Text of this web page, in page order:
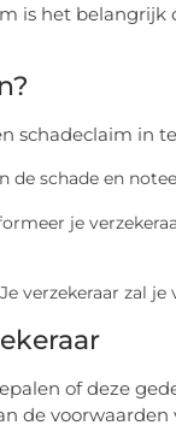
is het
schadeclaim in
de schade en
je
verzekeraar zal
of deze
de voorwaarden